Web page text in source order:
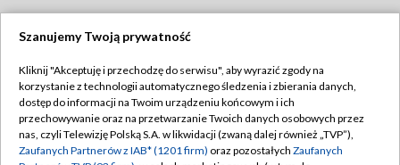
TVP
Abonament TVP
Emisja w TVP
Regulamin TVP
Polityka prywatności
Szanujemy Twoją prywatność
Kliknij "Akceptuję i przechodzę do serwisu", aby wyrazić zgody na
korzystanie z technologii automatycznego śledzenia i zbierania danych,
dostęp do informacji na Twoim urządzeniu końcowym i ich
przechowywanie oraz na przetwarzanie Twoich danych osobowych przez
nas, czyli Telewizję Polską S.A. w likwidacji (zwaną dalej również „TVP”),
Zaufanych Partnerów z IAB* (1201 firm) oraz pozostałych Zaufanych